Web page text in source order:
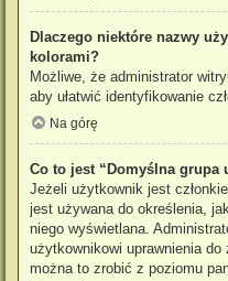
Dlaczego niektóre nazwy
kolorami?
Możliwe, że administrator
aby ułatwić identyfikowanie
Na górę
Co to jest “Domyślna grupa
Jeżeli użytkownik jest
jest używana do określenia,
niego wyświetlana.
użytkownikowi uprawnienia
można to zrobić z poziomu